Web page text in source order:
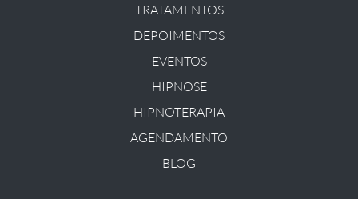
TRATAMENTOS
DEPOIMENTOS
EVENTOS
HIPNOSE
HIPNOTERAPIA
AGENDAMENTO
BLOG